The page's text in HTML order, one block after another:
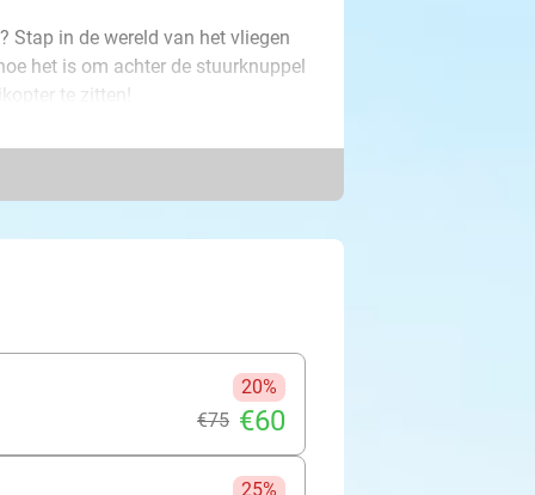
Stap in de wereld van het vliegen
het is om achter de stuurknuppel
te zitten!
alsof je echt in de lucht vliegt. Je
of helikopter veilig onder controle
een realistische vlucht vol
20%
€75 €60
25%